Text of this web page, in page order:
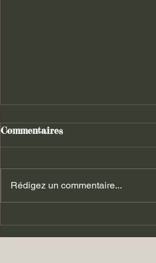
Commentaires
Rédigez un commentaire...